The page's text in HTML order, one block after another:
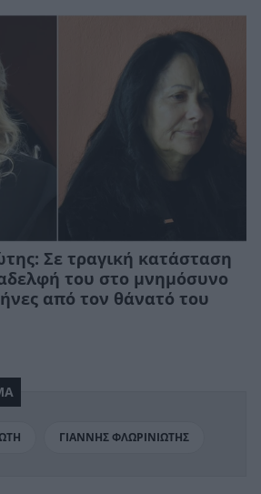
Σε τραγική κατάσταση
του στο μνημόσυνο
από τον θάνατό του
ΓΙΑΝΝΗΣ ΦΛΩΡΙΝΙΩΤΗΣ